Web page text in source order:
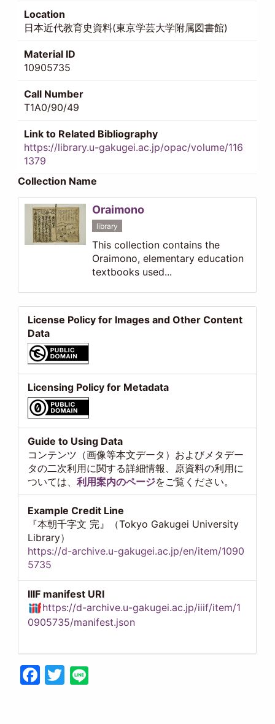
Location
日本近代教育史資料(東京学芸大学附属図書館)
Material ID
10905735
Call Number
T1A0/90/49
Link to Related Bibliography
https://library.u-gakugei.ac.jp/opac/volume/116
1379
Collection Name
Oraimono
library
This collection contains the
Oraimono, elementary education
textbooks used...
License Policy for Images and Other Content
Data
Licensing Policy for Metadata
Guide to Using Data
コンテンツ（画像等本文データ）およびメタデー
タの二次利用に関する詳細情報、原資料の利用に
ついては、利用案内のページをご覧ください。
Example Credit Line
『本朝千字文 完』（Tokyo Gakugei University
Library）
https://d-archive.u-gakugei.ac.jp/en/item/1090
5735
IIIF manifest URI
https://d-archive.u-gakugei.ac.jp/iiif/item/1
0905735/manifest.json
Facebook
Twitter